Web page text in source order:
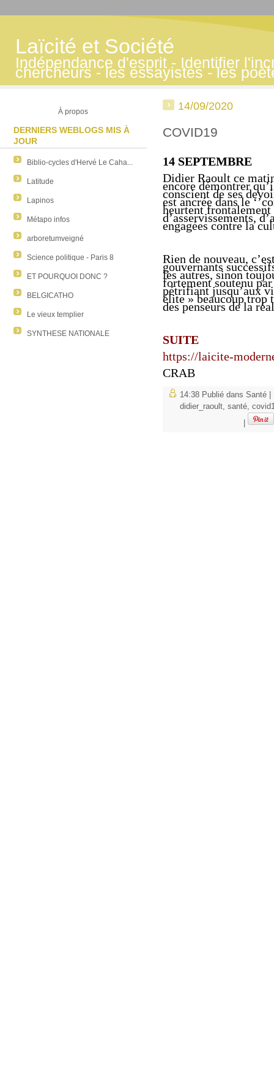
Laïcité et Société
Indépendance d'esprit - Identifier
chercheurs - les essayistes - les
À propos
DERNIERS WEBLOGS MIS À
JOUR
Biblio-cycles d'Hervé Le Caha...
Latitude
Lapinos
Métapo infos
arboretumveigné
Science politique - Paris 8
ET POURQUOI DONC ?
BELGICATHO
Le vieux templier
SYNTHESE NATIONALE
14/09/2020
COVID19
14 SEPTEMBRE
Didier Raoult ce
encore démontrer
conscient de ses
est ancrée dans le
heurtentfrontalement
d’asservissements,
engagées contre la
Rien de nouveau,
gouvernants
les autres,sinon
fortement soutenu
pétrifiantjusqu’aux
élite »beaucoup trop
des penseurs de la
SUITE
https://laicite-
CRAB
14:38 Publié dans Santé
didier_raoult, santé,